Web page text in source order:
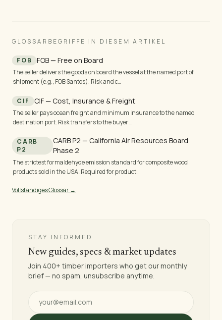
GLOSSARBEGRIFFE IN DIESEM ARTIKEL
FOB FOB — Free on Board
The seller delivers the goods on board the vessel at the named port of
shipment (e.g., FOB Santos). Risk and c…
CIF CIF — Cost, Insurance & Freight
The seller pays ocean freight and minimum insurance to the named
destination port. Risk transfers to the buyer…
CARB
P2
CARB P2 — California Air Resources Board
Phase 2
The strictest formaldehyde emission standard for composite wood
products sold in the USA. Required for product…
Vollständiges Glossar →
STAY INFORMED
New guides, specs & market updates
Join 400+ timber importers who get our monthly
brief — no spam, unsubscribe anytime.